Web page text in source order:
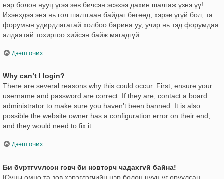
нэр болон нууц үгээ зөв бичсэн эсэхээ дахин шалгаж үзнэ үү!.
Ихэнхдээ энэ нь гол шалтгаан байдаг бөгөөд, хэрэв үгүй бол, та
форумын удирдлагатай холбоо барина уу, учир нь тэд форумдаа
алдаатай тохиргоо хийсэн байж магадгүй.
Дээш очих
Why can’t I login?
There are several reasons why this could occur. First, ensure your
username and password are correct. If they are, contact a board
administrator to make sure you haven’t been banned. It is also
possible the website owner has a configuration error on their end,
and they would need to fix it.
Дээш очих
Би бvртгvvлсэн гэвч би нэвтэрч чадахгvй байна!
Юуны өмнө та зөв хэрэглэгчийн нэр болон нууц үг оруулсан